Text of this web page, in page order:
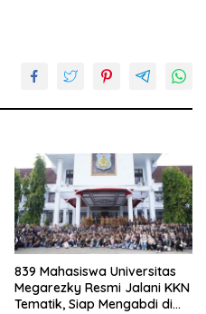
839 Mahasiswa Universitas
Megarezky Resmi Jalani KKN
Tematik, Siap Mengabdi di